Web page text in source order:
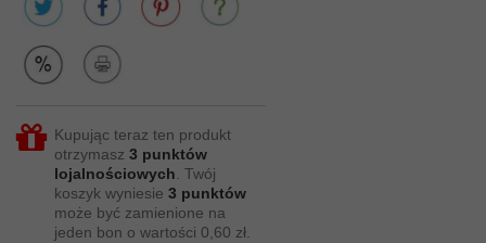
Kupując teraz ten produkt
otrzymasz 3 punktów
lojalnościowych. Twój
koszyk wyniesie 3 punktów
może być zamienione na
jeden bon o wartości 0,60 zł.